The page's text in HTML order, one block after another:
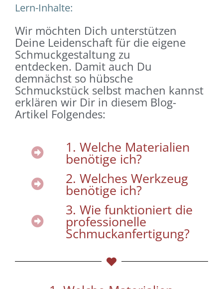
Lern-Inhalte:
Wir möchten Dich unterstützen
Deine Leidenschaft für die eigene
Schmuckgestaltung zu
entdecken. Damit auch Du
demnächst so hübsche
Schmuckstück selbst machen kannst
erklären wir Dir in diesem Blog-
Artikel Folgendes:
1. Welche Materialien
benötige ich?
2. Welches Werkzeug
benötige ich?
3. Wie funktioniert die
professionelle
Schmuckanfertigung?